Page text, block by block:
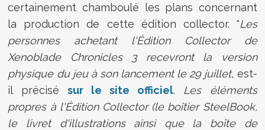
certainement chamboulé les plans concernant
la production de cette édition collector. "Les
personnes achetant l'Édition Collector de
Xenoblade Chronicles 3 recevront la version
physique du jeu à son lancement le 29 juillet, est-
il précisé sur le site officiel. Les éléments
propres à l'Édition Collector (le boîtier SteelBook,
le livret d'illustrations ainsi que la boîte de